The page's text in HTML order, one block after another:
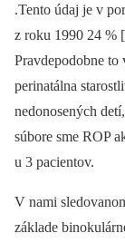
.Tento údaj je v
z roku 1990 24 %
Pravdepodobne to
perinatálna
nedonosených
súbore sme ROP
u 3 pacientov.
V nami
základe